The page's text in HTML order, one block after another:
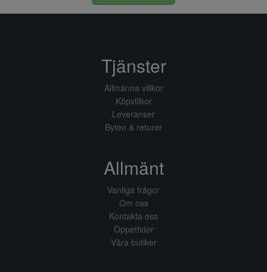
Tjänster
Allmänna villkor
Köpvillkor
Leveranser
Byten & returer
Allmänt
Vanliga frågor
Om oss
Kontakta oss
Öppettider
Våra butiker